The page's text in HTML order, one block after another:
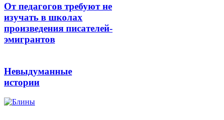
От педагогов требуют не
изучать в школах
произведения писателей-
эмигрантов
Невыдуманные
истории